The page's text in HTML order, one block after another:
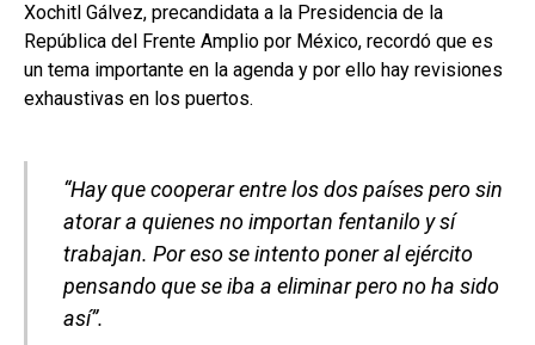
Xochitl Gálvez, precandidata a la Presidencia de la
República del Frente Amplio por México, recordó que es
un tema importante en la agenda y por ello hay revisiones
exhaustivas en los puertos.
“Hay que cooperar entre los dos países pero sin
atorar a quienes no importan fentanilo y sí
trabajan. Por eso se intento poner al ejército
pensando que se iba a eliminar pero no ha sido
así”.